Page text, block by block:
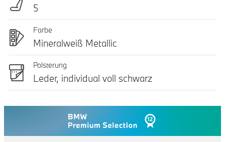
5
Farbe
Mineralweiß Metallic
Polsterung
Leder, individual voll schwarz